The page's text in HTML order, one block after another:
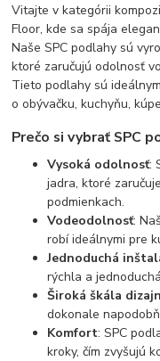
Vitajte v kategórii
Floor, kde sa spája
Naše SPC podlahy sú
ktoré zaručujú odolnosť
Tieto podlahy sú
o obývačku, kuchyňu,
Prečo si vybrať SPC
Vysoká odolnosť:
jadra, ktoré
podmienkach.
Vodeodolnosť:
robí ideálnymi pre
Jednoduchá
rýchla a
Široká škála
dokonale
Komfort: SPC
kroky, čím zvyšujú